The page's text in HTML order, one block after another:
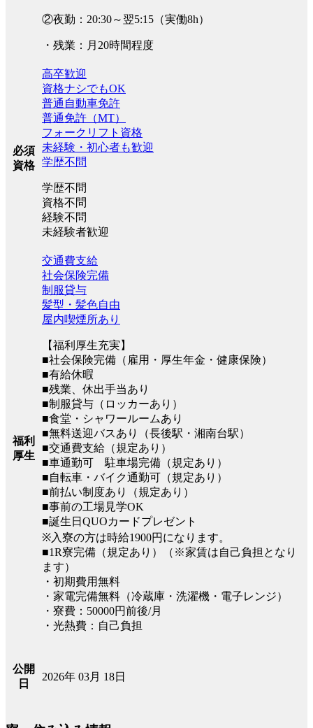
②夜勤：20:30～翌5:15（実働8h）
・残業：月20時間程度
必須
資格
高卒歓迎
資格ナシでもOK
普通自動車免許
普通免許（MT）
フォークリフト資格
未経験・初心者も歓迎
学歴不問
学歴不問
資格不問
経験不問
未経験者歓迎
福利
厚生
交通費支給
社会保険完備
制服貸与
髪型・髪色自由
屋内喫煙所あり
【福利厚生充実】
■社会保険完備（雇用・厚生年金・健康保険）
■有給休暇
■残業、休出手当あり
■制服貸与（ロッカーあり）
■食堂・シャワールームあり
■無料送迎バスあり（長後駅・湘南台駅）
■交通費支給（規定あり）
■車通勤可 駐車場完備（規定あり）
■自転車・バイク通勤可（規定あり）
■前払い制度あり（規定あり）
■事前の工場見学OK
■誕生日QUOカードプレゼント
※入寮の方は時給1900円になります。
■1R寮完備（規定あり）（※家賃は自己負担となり
ます）
・初期費用無料
・家電完備無料（冷蔵庫・洗濯機・電子レンジ）
・寮費：50000円前後/月
・光熱費：自己負担
公開
日
2026年 03月 18日